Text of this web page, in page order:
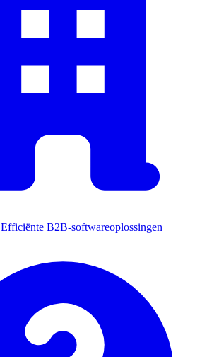
Efficiënte B2B-softwareoplossingen